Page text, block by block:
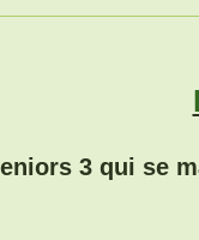
3 qui se